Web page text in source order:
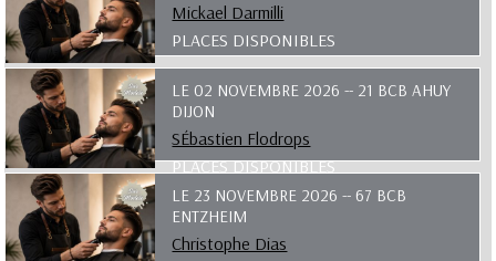
Mickael Darmilli
PLACES DISPONIBLES
LE 02 NOVEMBRE 2026 -- 21 BCB AHUY
DIJON
SÉbastien Flodrops
PLACES DISPONIBLES
LE 23 NOVEMBRE 2026 -- 67 BCB
ENTZHEIM
Christophe Dias